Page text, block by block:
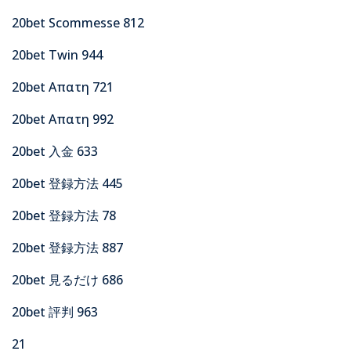
20bet Scommesse 812
20bet Twin 944
20bet Απατη 721
20bet Απατη 992
20bet 入金 633
20bet 登録方法 445
20bet 登録方法 78
20bet 登録方法 887
20bet 見るだけ 686
20bet 評判 963
21